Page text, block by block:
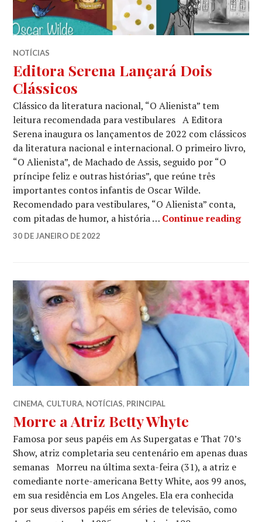
NOTÍCIAS
Editora Serena Lançará Dois
Clássicos
Clássico da literatura nacional, “O Alienista” tem
leitura recomendada para vestibulares A Editora
Serena inaugura os lançamentos de 2022 com clássicos
da literatura nacional e internacional. O primeiro livro,
“O Alienista”, de Machado de Assis, seguido por “O
príncipe feliz e outras histórias”, que reúne três
importantes contos infantis de Oscar Wilde.
Recomendado para vestibulares, “O Alienista” conta,
com pitadas de humor, a história … Continue reading
LUCIANA
30 DE JANEIRO DE 2022
CINEMA, CULTURA, NOTÍCIAS, PRINCIPAL
Morre a Atriz Betty Whyte
Famosa por seus papéis em As Supergatas e That 70’s
Show, atriz completaria seu centenário em apenas duas
semanas Morreu na última sexta-feira (31), a atriz e
comediante norte-americana Betty White, aos 99 anos,
em sua residência em Los Angeles. Ela era conhecida
por seus diversos papéis em séries de televisão, como